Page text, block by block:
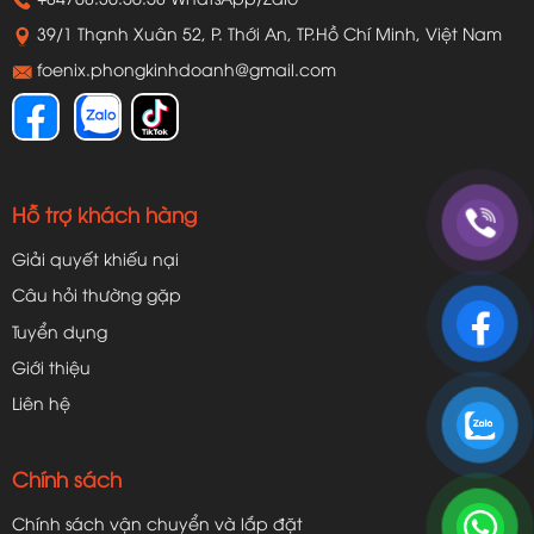
xuất quy mô lớn.
Toàn bộ lò bánh mì của công ty Foenix được làm từ
inox chống gỉ, chịu nhiệt tốt, tuổi thọ cao và đảm
39/1 Thạnh Xuân 52, P. Thới An, TP.Hồ Chí Minh, Việt Nam
foenix.phongkinhdoanh@gmail.com
Hỗ trợ khách hàng
Giải quyết khiếu nại
Câu hỏi thường gặp
Tuyển dụng
Giới thiệu
Liên hệ
Chính sách
Chính sách vận chuyển và lắp đặt